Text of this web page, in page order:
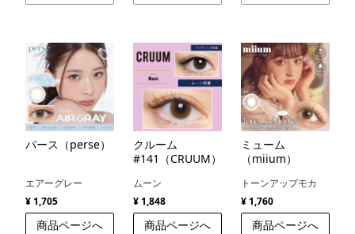
パース（perse）
エアーグレー
¥ 1,705
商品ページへ
クルーム
#141（CRUUM）
ムーン
¥ 1,848
商品ページへ
ミューム
（miium）
トーンアップモカ
¥ 1,760
商品ページへ